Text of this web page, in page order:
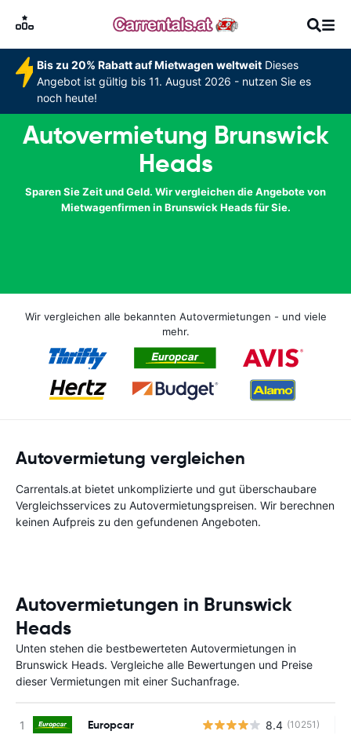
Bis zu 20% Rabatt auf Mietwagen weltweitDieses
Angebot ist gültig bis 11. August 2026 - nutzen Sie es
noch heute!
Autovermietung Brunswick
Heads
Sparen Sie Zeit und Geld. Wir vergleichen die Angebote von
Mietwagenfirmen in Brunswick Heads für Sie.
Wir vergleichen alle bekannten Autovermietungen - und viele
mehr.
Autovermietung vergleichen
Carrentals.at bietet unkomplizierte und gut überschaubare
Vergleichsservices zu Autovermietungspreisen. Wir berechnen
keinen Aufpreis zu den gefundenen Angeboten.
Autovermietungen in Brunswick
Heads
Unten stehen die bestbewerteten Autovermietungen in
Brunswick Heads. Vergleiche alle Bewertungen und Preise
dieser Vermietungen mit einer Suchanfrage.
Europcar 8.4 (10251)